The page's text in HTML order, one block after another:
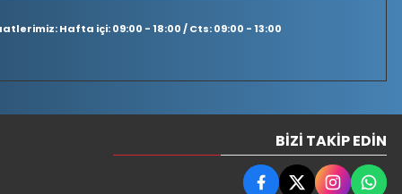
Hafta içi: 09:00 - 18:00 / Cts: 09:00 - 13:00
BIZI TAKIP EDIN